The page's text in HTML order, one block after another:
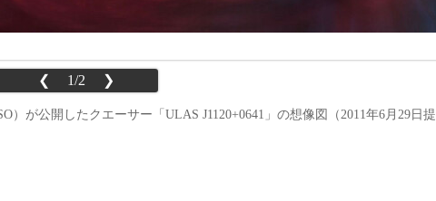
❮ 1/2 ❯
）が公開したクエーサー「ULAS J1120+0641」の想像図（2011年6月29日提